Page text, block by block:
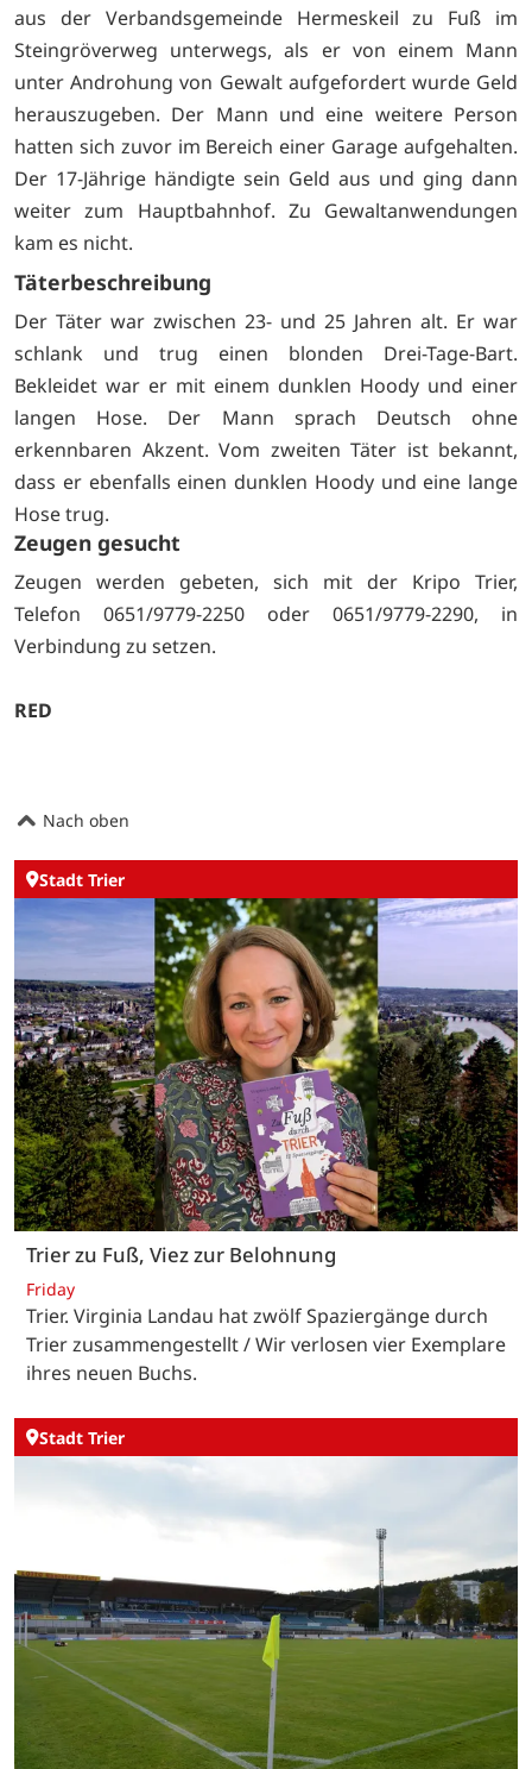
aus der Verbandsgemeinde Hermeskeil zu Fuß im
Steingröverweg unterwegs, als er von einem Mann
unter Androhung von Gewalt aufgefordert wurde Geld
herauszugeben. Der Mann und eine weitere Person
hatten sich zuvor im Bereich einer Garage aufgehalten.
Der 17-Jährige händigte sein Geld aus und ging dann
weiter zum Hauptbahnhof. Zu Gewaltanwendungen
kam es nicht.
Täterbeschreibung
Der Täter war zwischen 23- und 25 Jahren alt. Er war
schlank und trug einen blonden Drei-Tage-Bart.
Bekleidet war er mit einem dunklen Hoody und einer
langen Hose. Der Mann sprach Deutsch ohne
erkennbaren Akzent. Vom zweiten Täter ist bekannt,
dass er ebenfalls einen dunklen Hoody und eine lange
Hose trug.
Zeugen gesucht
Zeugen werden gebeten, sich mit der Kripo Trier,
Telefon 0651/9779-2250 oder 0651/9779-2290, in
Verbindung zu setzen.
RED
Nach oben
Stadt Trier
Trier zu Fuß, Viez zur Belohnung
Friday
Trier. Virginia Landau hat zwölf Spaziergänge durch
Trier zusammengestellt / Wir verlosen vier Exemplare
ihres neuen Buchs.
Stadt Trier